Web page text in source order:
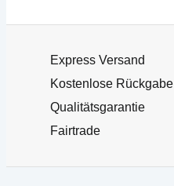
Express Versand
Kostenlose Rückgabe
Qualitätsgarantie
Fairtrade